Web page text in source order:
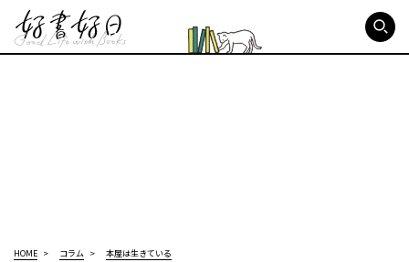
HOME コラム 本屋は生きている